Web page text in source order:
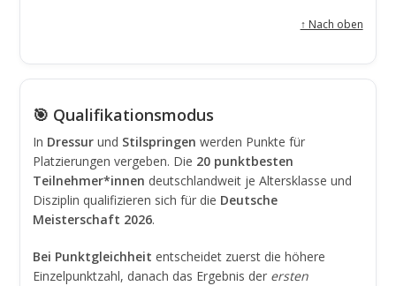
↑ Nach oben
🎯 Qualifikationsmodus
In Dressur und Stilspringen werden Punkte für
Platzierungen vergeben. Die 20 punktbesten
Teilnehmer*innen deutschlandweit je Altersklasse und
Disziplin qualifizieren sich für die Deutsche
Meisterschaft 2026.
Bei Punktgleichheit entscheidet zuerst die höhere
Einzelpunktzahl, danach das Ergebnis der ersten